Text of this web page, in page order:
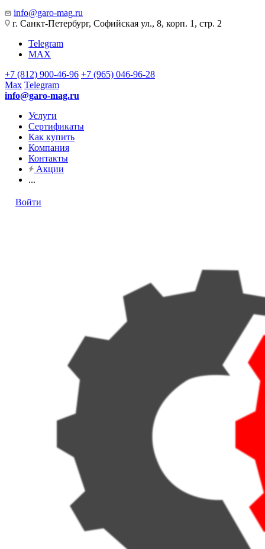
info@garo-mag.ru
г. Санкт-Петербург, Софийская ул., 8, корп. 1, стр. 2
Telegram
MAX
+7 (812) 900-46-96 +7 (965) 046-96-28
Max Telegram
info@garo-mag.ru
Услуги
Сертификаты
Как купить
Компания
Контакты
Акции
...
Войти